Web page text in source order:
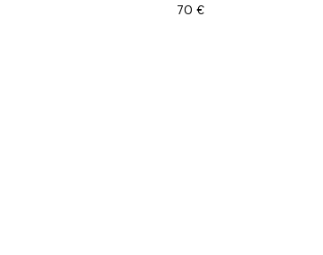
70 €